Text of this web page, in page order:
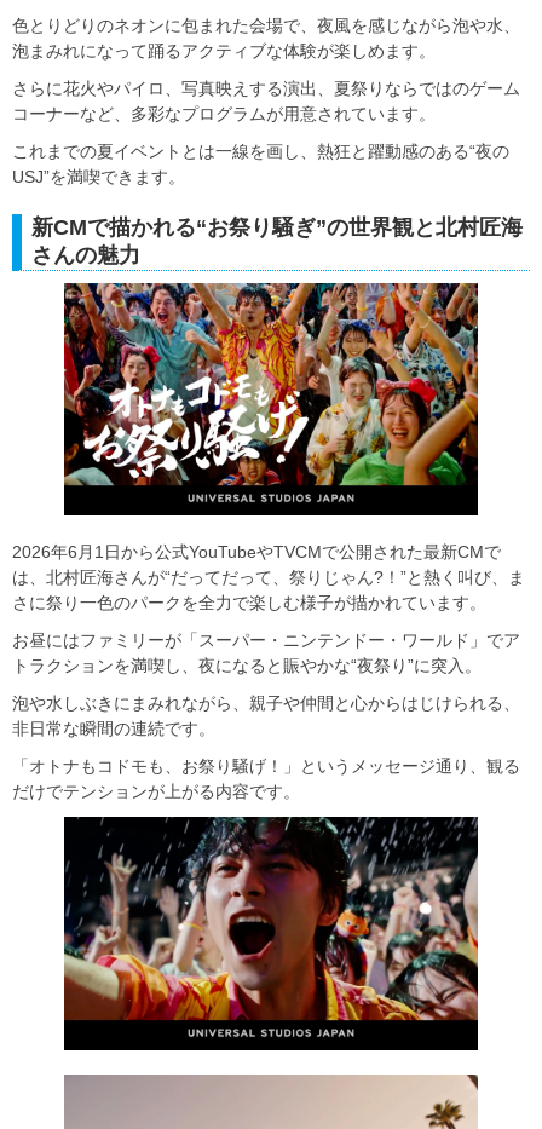
色とりどりのネオンに包まれた会場で、夜風を感じながら泡や水、
泡まみれになって踊るアクティブな体験が楽しめます。
さらに花火やパイロ、写真映えする演出、夏祭りならではのゲーム
コーナーなど、多彩なプログラムが用意されています。
これまでの夏イベントとは一線を画し、熱狂と躍動感のある“夜の
USJ”を満喫できます。
新CMで描かれる“お祭り騒ぎ”の世界観と北村匠海
さんの魅力
2026年6月1日から公式YouTubeやTVCMで公開された最新CMで
は、北村匠海さんが“だってだって、祭りじゃん?！”と熱く叫び、ま
さに祭り一色のパークを全力で楽しむ様子が描かれています。
お昼にはファミリーが「スーパー・ニンテンドー・ワールド」でア
トラクションを満喫し、夜になると賑やかな“夜祭り”に突入。
泡や水しぶきにまみれながら、親子や仲間と心からはじけられる、
非日常な瞬間の連続です。
「オトナもコドモも、お祭り騒げ！」というメッセージ通り、観る
だけでテンションが上がる内容です。